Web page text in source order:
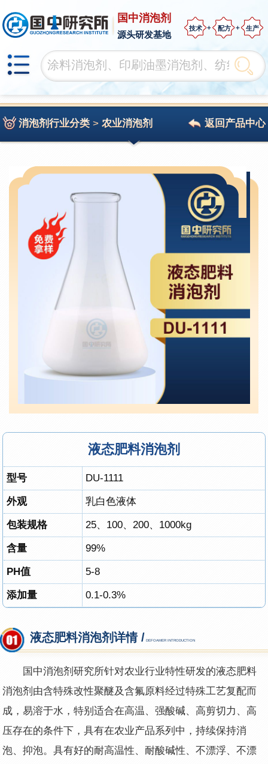
国中消泡剂
源头研发基地
技术 配方 生产
消泡剂行业分类> 农业消泡剂 返回产品中心
液态肥料消泡剂
型号 DU-1111
外观 乳白色液体
包装规格 25、100、200、1000kg
含量 99%
PH值 5-8
添加量 0.1-0.3%
液态肥料消泡剂详情 / DEFOAMER INTRODUCTION
国中消泡剂研究所针对农业行业特性研发的液态肥料
消泡剂由含特殊改性聚醚及含氟原料经过特殊工艺复配而
成，易溶于水，特别适合在高温、强酸碱、高剪切力、高
压存在的条件下，具有在农业产品系列中，持续保持消
泡、抑泡。具有好的耐高温性、耐酸碱性、不漂浮、不漂